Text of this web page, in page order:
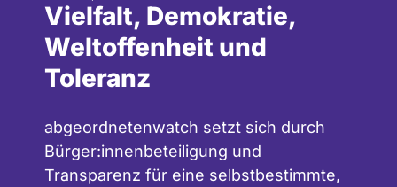
Vielfalt, Demokratie,
Weltoffenheit und
Toleranz
abgeordnetenwatch setzt sich durch
Bürger:innenbeteiligung und
Transparenz für eine selbstbestimmte,